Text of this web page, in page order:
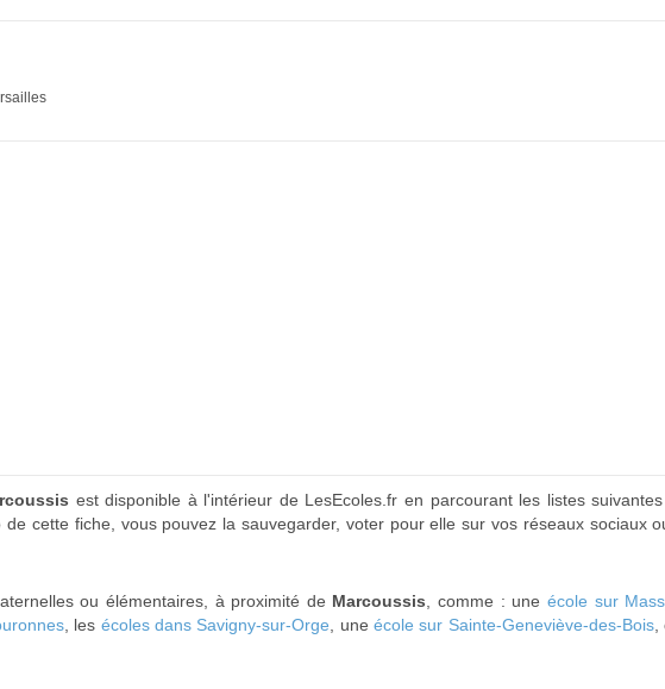
est disponible à l'intérieur de LesEcoles.fr en parcourant les listes
de cette fiche, vous pouvez la sauvegarder, voter pour elle sur vos réseaux sociaux
ou élémentaires, à proximité de Marcoussis , comme : une école sur
, les écoles dans Savigny-sur-Orge , une école sur Sainte-Geneviève-des-Bois,